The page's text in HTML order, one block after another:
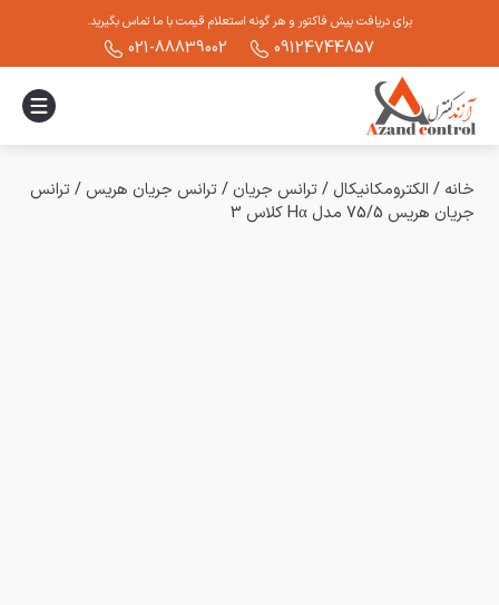
برای دریافت پیش فاکتور و هر گونه استعلام قیمت با ما تماس بگیرید.
09124744857
021-88839002
خانه / الکترومکانیکال /ترانس جریان /ترانس جریان هریس /ترانس
جریان هریس 75/5 مدل Hα کلاس 3